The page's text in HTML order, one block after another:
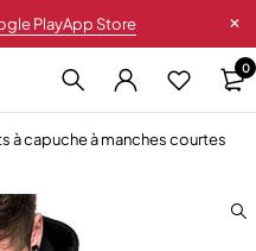
PlayApp Store
0
à capuche à manches courtes